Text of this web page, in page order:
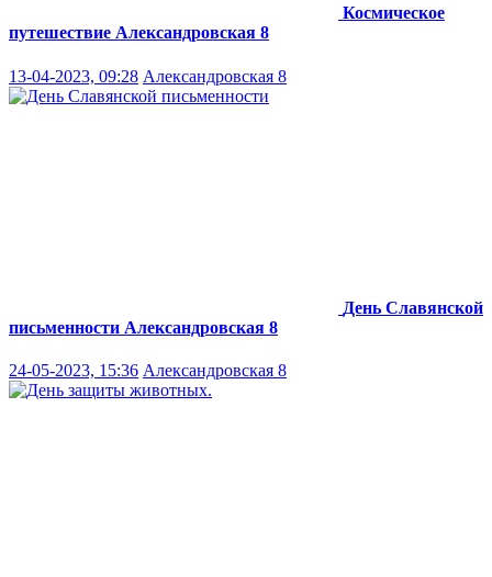
Космическое
путешествие Александровская 8
13-04-2023, 09:28 Александровская 8
День Славянской
письменности Александровская 8
24-05-2023, 15:36 Александровская 8